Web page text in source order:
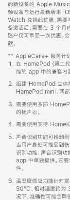
页
脚
的新设备的 Apple Music
频设备与运行最新版本
Watch 兑换此优惠，需
备激活后，需要在 3 个月
账户仅可享受一次优惠。
款。
窗
口
中
打
开)
** AppleCare+ 服务计划
在 HomePod (第二
能的 app 中的兼容内
组建 HomePod 立体
HomePod mini、两
需要使用多部
的扬声器。
需要使用支持
声音识别功能可检测
当用户身处可能受到
识别功能。声音识别
app 中单独提供。它
件。
温湿度感应功能针对
30ºC、相对湿度约为
况下，准确性可能会